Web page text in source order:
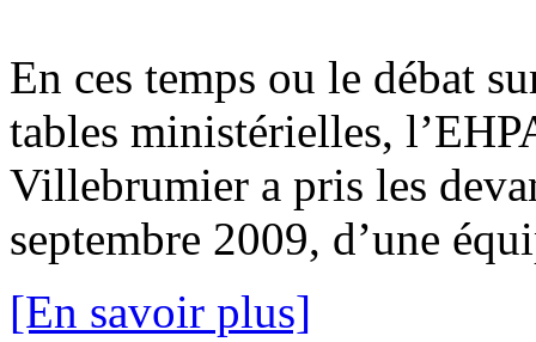
En ces temps ou le débat
tables ministérielles,
Villebrumier a pris les
septembre 2009, d’une
[En savoir plus]